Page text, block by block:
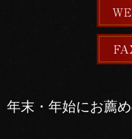
年末・年始にお薦